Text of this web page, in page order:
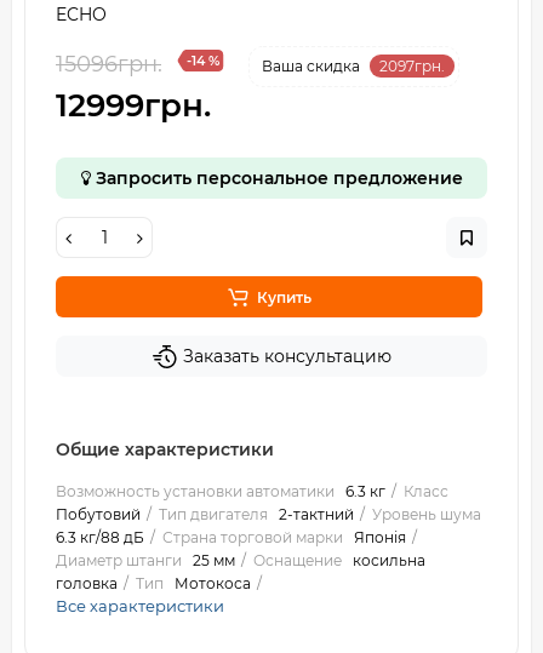
ECHO
15096грн. -14 % Ваша cкидка 2097грн.
12999грн.
Запросить персональное предложение
Купить
Заказать консультацию
Общие характеристики
Возможность установки автоматики 6.3 кг
Класс
Побутовий
Тип двигателя 2-тактний
Уровень шума
6.3 кг/88 дБ
Страна торговой марки
Японія
Диаметр штанги
25 мм Оснащение
косильна
головка
Тип Мотокоса
Все характеристики